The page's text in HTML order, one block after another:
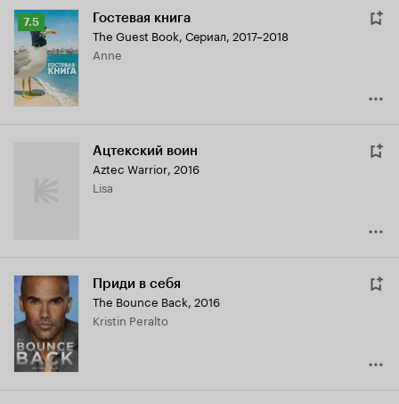
Рейтинг
Кинопоиска
7.5
7.5 Гостевая книга
The Guest Book, Сериал, 2017–2018
Anne
Ацтекский воин
Aztec Warrior, 2016
Lisa
Приди в себя
The Bounce Back, 2016
Kristin Peralto